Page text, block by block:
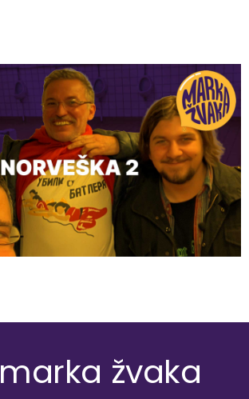
marka žvaka